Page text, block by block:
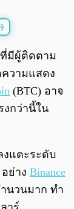
0:00 /
ที่มีผู้ติดตาม
วามแสดง
(BTC) อาจ
งกว่านี้ใน
งแตะระดับ
ย่าง Binance
ำนวนมาก ทำ